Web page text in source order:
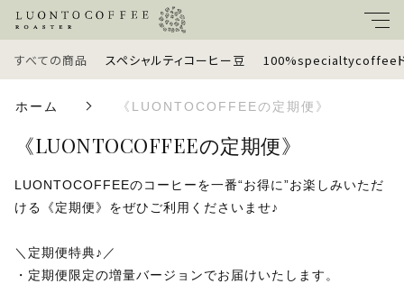
すべての商品 スペシャルティコーヒー豆 100%specialtycoffeeド
ホーム 《LUONTOCOFFEEの定期便》
《LUONTOCOFFEEの定期便》
LUONTOCOFFEEのコーヒーを一番“お得に”お楽しみいただ
ける《定期便》をぜひご利用くださいませ♪
＼定期便特典♪／
・定期便限定の増量バージョンでお届けいたします。
スペシャルティコーヒー豆
定期便
親カテゴリ